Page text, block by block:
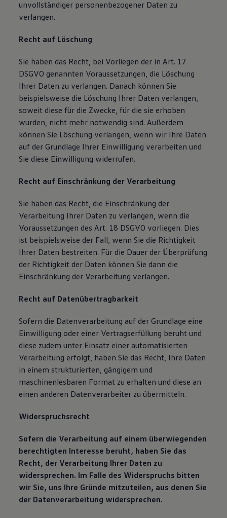
unvollständiger personenbezogener Daten zu
verlangen.
Recht auf Löschung
Sie haben das Recht, bei Vorliegen der in Art. 17
DSGVO genannten Voraussetzungen, die Löschung
Ihrer Daten zu verlangen. Danach können Sie
beispielsweise die Löschung Ihrer Daten verlangen,
soweit diese für die Zwecke, für die sie erhoben
wurden, nicht mehr notwendig sind. Außerdem
können Sie Löschung verlangen, wenn wir Ihre Daten
auf der Grundlage Ihrer Einwilligung verarbeiten und
Sie diese Einwilligung widerrufen.
Recht auf Einschränkung der Verarbeitung
Sie haben das Recht, die Einschränkung der
Verarbeitung Ihrer Daten zu verlangen, wenn die
Voraussetzungen des Art. 18 DSGVO vorliegen. Dies
ist beispielsweise der Fall, wenn Sie die Richtigkeit
Ihrer Daten bestreiten. Für die Dauer der Überprüfung
der Richtigkeit der Daten können Sie dann die
Einschränkung der Verarbeitung verlangen.
Recht auf Datenübertragbarkeit
Sofern die Datenverarbeitung auf der Grundlage eine
Einwilligung oder einer Vertragserfüllung beruht und
diese zudem unter Einsatz einer automatisierten
Verarbeitung erfolgt, haben Sie das Recht, Ihre Daten
in einem strukturierten, gängigem und
maschinenlesbaren Format zu erhalten und diese an
einen anderen Datenverarbeiter zu übermitteln.
Widerspruchsrecht
Sofern die Verarbeitung auf einem überwiegenden
berechtigten Interesse beruht, haben Sie das
Recht, der Verarbeitung Ihrer Daten zu
widersprechen. Im Falle des Widerspruchs bitten
wir Sie, uns Ihre Gründe mitzuteilen, aus denen Sie
der Datenverarbeitung widersprechen.